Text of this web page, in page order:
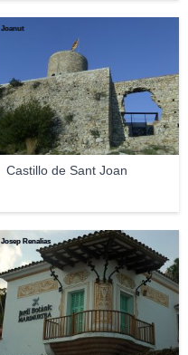
Castillo de Sant Joan
Joanut
Josep Renalias